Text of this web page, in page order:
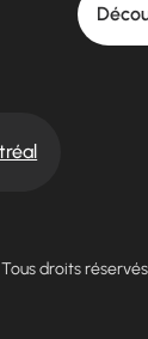
droits réservés